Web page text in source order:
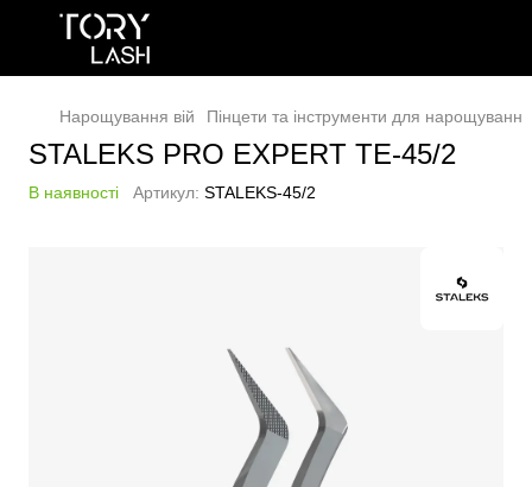
Нарощування вій Пінцети та інструменти для нарощування
STALEKS PRO EXPERT TE-45/2
В наявності Артикул: STALEKS-45/2